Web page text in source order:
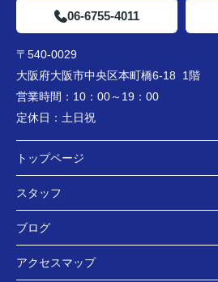
06-6755-4011
〒540-0029
大阪府大阪市中央区本町橋6-18 1階
営業時間： 10：00～19：00
定休日： 土日祝
トップページ
スタッフ
ブログ
アクセスマップ